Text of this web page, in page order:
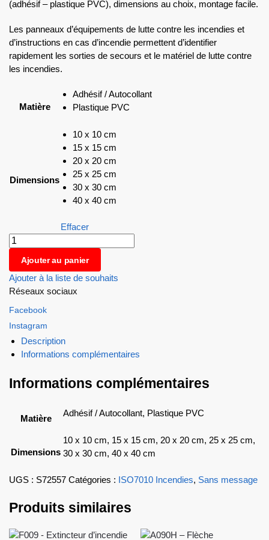
(adhésif – plastique PVC), dimensions au choix, montage facile.
Les panneaux d’équipements de lutte contre les incendies et
d’instructions en cas d’incendie permettent d’identifier
rapidement les sorties de secours et le matériel de lutte contre
les incendies.
Matière
Adhésif / Autocollant
Plastique PVC
Dimensions
10 x 10 cm
15 x 15 cm
20 x 20 cm
25 x 25 cm
30 x 30 cm
40 x 40 cm
Effacer
Ajouter au panier
Ajouter à la liste de souhaits
Réseaux sociaux
Facebook
Instagram
Description
Informations complémentaires
Informations complémentaires
Matière
Adhésif / Autocollant, Plastique PVC
Dimensions
10 x 10 cm, 15 x 15 cm, 20 x 20 cm, 25 x 25 cm,
30 x 30 cm, 40 x 40 cm
UGS : S72557 Catégories : ISO7010 Incendies, Sans message
Produits similaires